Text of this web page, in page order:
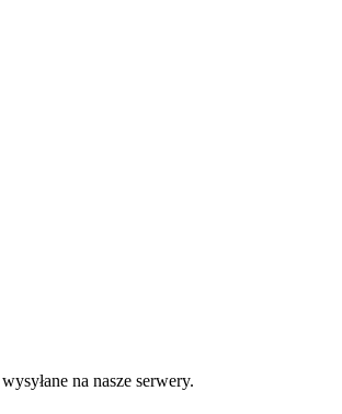
na nasze serwery.